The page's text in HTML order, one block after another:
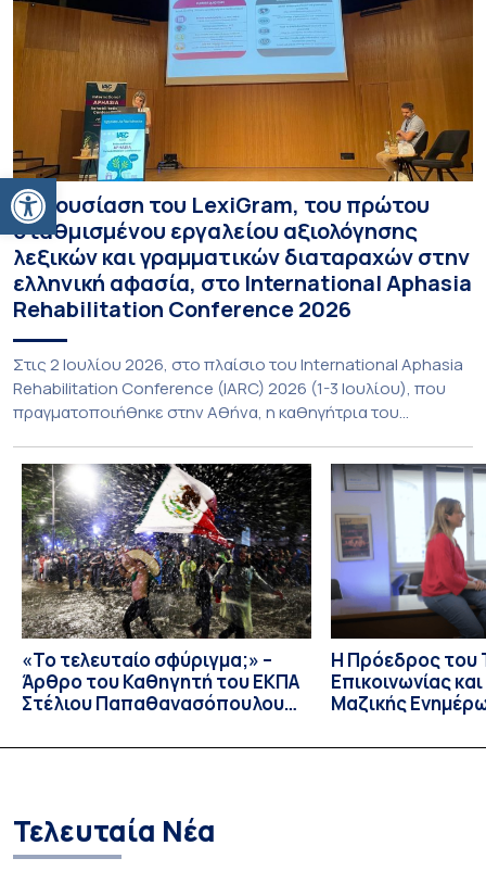
Ανοίξτε τη γραμμή εργαλείων
Παρουσίαση του LexiGram, του πρώτου
σταθμισμένου εργαλείου αξιολόγησης
λεξικών και γραμματικών διαταραχών στην
ελληνική αφασία, στο International Aphasia
Rehabilitation Conference 2026
Στις 2 Ιουλίου 2026, στο πλαίσιο του International Aphasia
Rehabilitation Conference (IARC) 2026 (1-3 Ιουλίου), που
πραγματοποιήθηκε στην Αθήνα, η καθηγήτρια του
Πανεπιστημίου Αθηνών, Σπυριδούλα Βαρλοκώστα,
παρουσίασε το LexiGram, ένα καινοτόμο, σταθμισμένο
εργαλείο αξιολόγησης των λεξικών και γραμματικών
διαταραχών σε ελληνόφωνους ασθενείς με αφασία. Η
αφασία είναι επίκτητη γλωσσική […]
«Το τελευταίο σφύριγμα;» –
Άρθρο του Καθηγητή του ΕΚΠΑ
Στέλιου Παπαθανασόπουλου
Η Πρόεδρος του
Επικοινωνίας
Μαζικής
Καθηγήτρια
Τελευταία Νέα